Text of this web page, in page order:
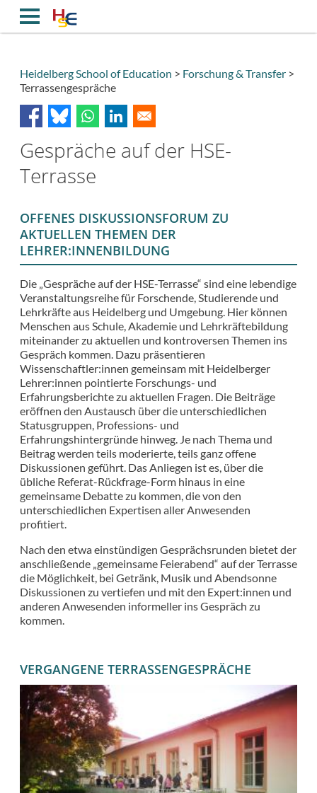
Inhalt
Breadcrumb
Heidelberg School of Education
Forschung & Transfer
Terrassengespräche
Gespräche auf der HSE-
Terrasse
OFFENES DISKUSSIONSFORUM ZU
AKTUELLEN THEMEN DER
LEHRER:INNENBILDUNG
Die „Gespräche auf der HSE-Terrasse“ sind eine lebendige
Veranstaltungsreihe für Forschende, Studierende und
Lehrkräfte aus Heidelberg und Umgebung. Hier können
Menschen aus Schule, Akademie und Lehrkräftebildung
miteinander zu aktuellen und kontroversen Themen ins
Gespräch kommen. Dazu präsentieren
Wissenschaftler:innen gemeinsam mit Heidelberger
Lehrer:innen pointierte Forschungs- und
Erfahrungsberichte zu aktuellen Fragen. Die Beiträge
eröffnen den Austausch über die unterschiedlichen
Statusgruppen, Professions- und
Erfahrungshintergründe hinweg. Je nach Thema und
Beitrag werden teils moderierte, teils ganz offene
Diskussionen geführt. Das Anliegen ist es, über die
übliche Referat-Rückfrage-Form hinaus in eine
gemeinsame Debatte zu kommen, die von den
unterschiedlichen Expertisen aller Anwesenden
profitiert.
Nach den etwa einstündigen Gesprächsrunden bietet der
anschließende „gemeinsame Feierabend“ auf der Terrasse
die Möglichkeit, bei Getränk, Musik und Abendsonne
Diskussionen zu vertiefen und mit den Expert:innen und
anderen Anwesenden informeller ins Gespräch zu
kommen.
VERGANGENE TERRASSENGESPRÄCHE